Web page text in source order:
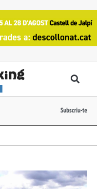
Subscriu-te